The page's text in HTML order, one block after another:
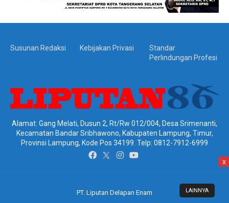
LAINNYA
Susunan Redaksi Kebijakan Privasi
Standar
Perlindungan Profesi
Alamat: Gang Melati, Dusun 2, Rt/Rw 012/004, Desa Srimenanti,
Kecamatan Bandar Sribhawono, Kabupaten Lampung, Timur,
Provinsi Lampung, Kode Pos 34199. Telp: 0812-7912-6999
PT. Liputan Delapan Enam
x